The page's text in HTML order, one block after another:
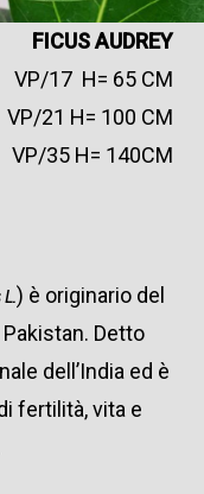
FICUS AUDREY
VP/17 H= 65 CM
VP/21 H= 100 CM
VP/35 H= 140CM
) è originario del
Detto
dell’India ed è
fertilità, vita e